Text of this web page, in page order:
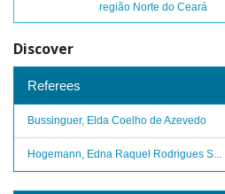
região Norte do Ceará
Discover
Referees
Bussinguer, Elda Coelho de Azevedo
Hogemann, Edna Raquel Rodrigues S...